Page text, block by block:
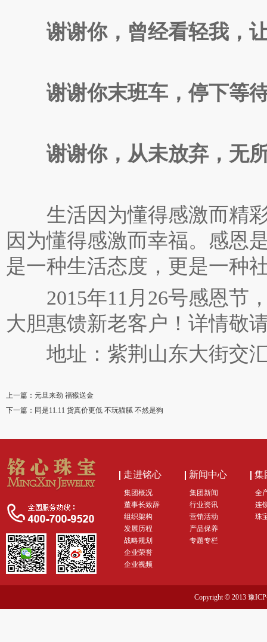
谢谢你，曾经看轻我，让
谢谢你末班车，停下等待
谢谢你，从未放弃，无所
生活因为懂得感激而精彩
因为懂得感激而幸福。感恩
是一种生活态度，更是一种
2015年11月26号感恩节
大胆惠馈新老客户！详情敬
地址：紫荆山东大街交汇
上一篇： 元旦来劲 福猴送金
下一篇： 同是11.11 货真价更低 不玩猫腻 不然是狗
走进铭心
集团概况
董事长致辞
组织架构
发展历程
战略规划
企业荣誉
企业视频
新闻中心
集团新闻
行业资讯
营销活动
产品保养
专题专栏
集
全
连
珠
Copyright© 2013 豫